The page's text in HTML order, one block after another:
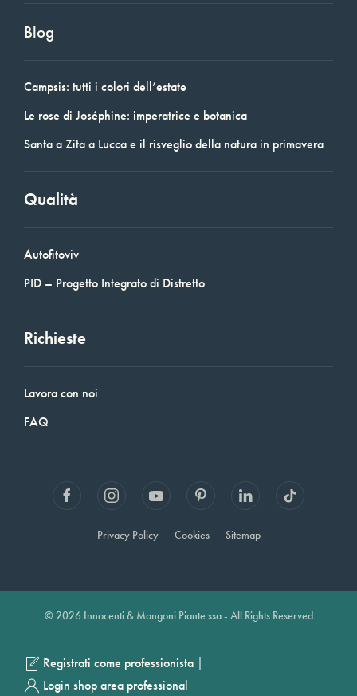
Blog
Campsis: tutti i colori dell’estate
Le rose di Joséphine: imperatrice e botanica
Santa a Zita a Lucca e il risveglio della natura in primavera
Qualità
Autofitoviv
PID – Progetto Integrato di Distretto
Richieste
Lavora con noi
FAQ
Privacy Policy Cookies Sitemap
© 2026 Innocenti & Mangoni Piante ssa - All Rights Reserved
Registrati come professionista |
Login shop area professional